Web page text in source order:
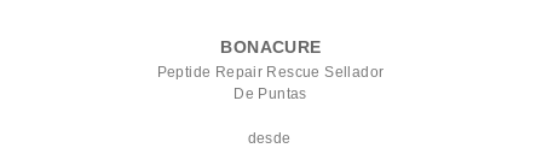
BONACURE
Peptide Repair Rescue Sellador
De Puntas
desde